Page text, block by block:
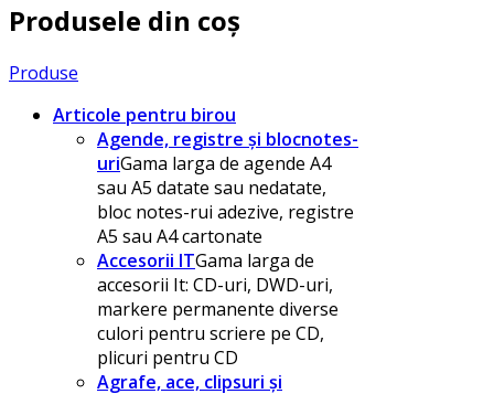
Produsele din coș
Produse
Articole pentru birou
Agende, registre și blocnotes-
uriGama larga de agende A4
sau A5 datate sau nedatate,
bloc notes-rui adezive, registre
A5 sau A4 cartonate
Accesorii ITGama larga de
accesorii It: CD-uri, DWD-uri,
markere permanente diverse
culori pentru scriere pe CD,
plicuri pentru CD
Agrafe, ace, clipsuri și